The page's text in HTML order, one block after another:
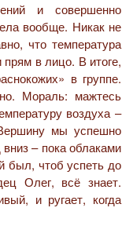
и совершенно
вообще. Никак не
что температура
прям в лицо. В итоге,
в группе.
Мораль: мажтесь
воздуха –
мы успешно
– пока облаками
был, чтоб успеть до
Олег, всё знает.
и ругает, когда